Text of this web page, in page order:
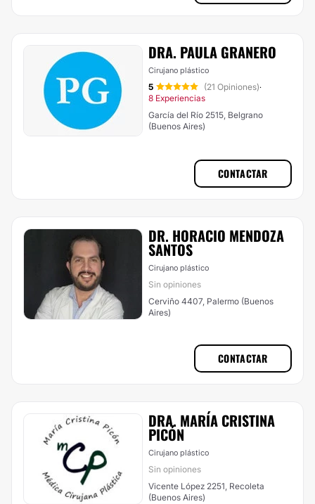
DRA. PAULA GRANERO
Cirujano plástico
5 (21 Opiniones)·
8 Experiencias
García del Río 2515, Belgrano
(Buenos Aires)
CONTACTAR
DR. HORACIO MENDOZA
SANTOS
Cirujano plástico
Sin opiniones
Cerviño 4407, Palermo (Buenos
Aires)
CONTACTAR
DRA. MARÍA CRISTINA
PICÓN
Cirujano plástico
Sin opiniones
Vicente López 2251, Recoleta
(Buenos Aires)